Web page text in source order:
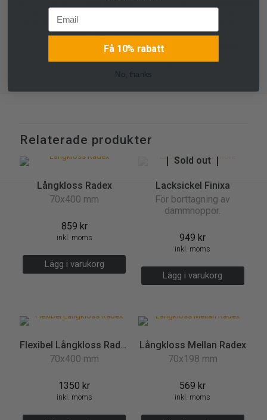
kundanpassade
paket.
arbetsdag av
produkter i
hittar du
enkelt din
Relaterade produkter
Långkloss Radex
70x400 mm
859 kr
inkl. moms
Lägg i varukorg
Sold out
Lacksickel Finixa
För borttagning av
dammnoppor.
949kr
inkl. moms
Lägg i varukorg
Flexibel Långkloss Radex
70x400 mm
1350kr
inkl. moms
Långkloss Mellan Radex
70x198 mm
569kr
inkl. moms
Email
Få 10% rabatt
No, thanks